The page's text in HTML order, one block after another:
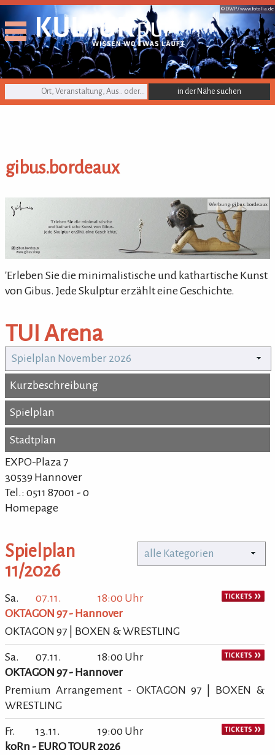
© DWP /www.fotolia.de
KULTURpur Suche
gibus.bordeaux
gibus.bordeaux Werbung: gibus.bordeaux
'Erleben Sie die minimalistische und kathartische Kunst
von Gibus. Jede Skulptur erzählt eine Geschichte.
TUI Arena
Spielplan November 2026
Kurzbeschreibung
Kurzbeschreibung
Spielplan
Spielplan
Stadtplan
Stadtplan
EXPO-Plaza 7
30539 Hannover
Tel.: 0511 87001 - 0
Homepage
Spielplan
11/2026
alle Kategorien
Sa. 07.11.
18:00 Uhr
OKTAGON 97 - Hannover
OKTAGON 97 | BOXEN & WRESTLING
Sa. 07.11.
18:00 Uhr
OKTAGON 97 - Hannover
Premium Arrangement - OKTAGON 97 | BOXEN &
WRESTLING
Fr. 13.11.
19:00 Uhr
koRn - EURO TOUR 2026